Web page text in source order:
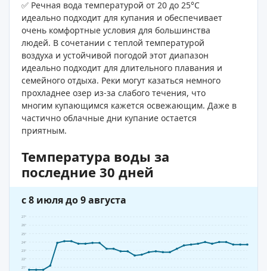
✅ Речная вода температурой от 20 до 25°C
идеально подходит для купания и обеспечивает
очень комфортные условия для большинства
людей. В сочетании с теплой температурой
воздуха и устойчивой погодой этот диапазон
идеально подходит для длительного плавания и
семейного отдыха. Реки могут казаться немного
прохладнее озер из-за слабого течения, что
многим купающимся кажется освежающим. Даже в
частично облачные дни купание остается
приятным.
Температура воды за
последние 30 дней
с 8 июля до 9 августа
21°
22°
23°
24°
25°
26°
27°